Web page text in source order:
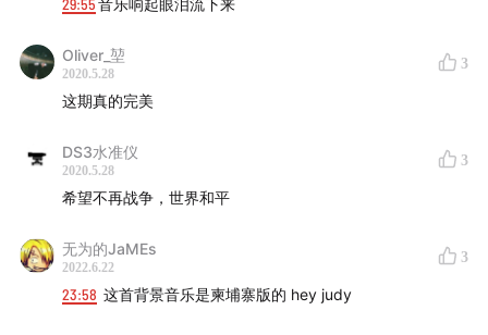
29:55音乐响起眼泪流下来
Oliver_堃
2020.5.28
3
这期真的完美
DS3水准仪
2020.5.28
3
希望不再战争，世界和平
无为的JaMEs
2022.6.22
3
23:58 这首背景音乐是柬埔寨版的 hey judy